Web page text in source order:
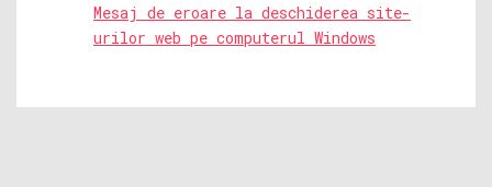
Mesaj de eroare la deschiderea site-
urilor web pe computerul Windows